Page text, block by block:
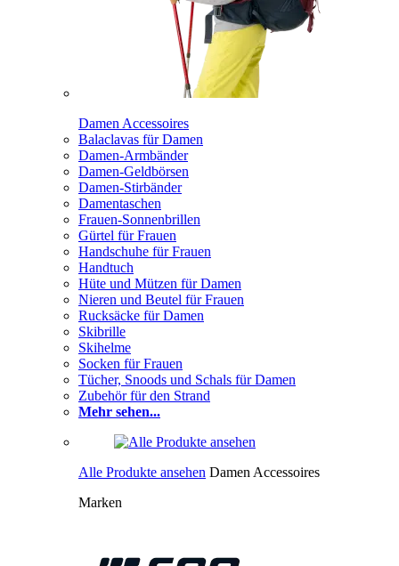
Damen Accessoires
Balaclavas für Damen
Damen-Armbänder
Damen-Geldbörsen
Damen-Stirbänder
Damentaschen
Frauen-Sonnenbrillen
Gürtel für Frauen
Handschuhe für Frauen
Handtuch
Hüte und Mützen für Damen
Nieren und Beutel für Frauen
Rucksäcke für Damen
Skibrille
Skihelme
Socken für Frauen
Tücher, Snoods und Schals für Damen
Zubehör für den Strand
Mehr sehen...
Alle Produkte ansehen Damen Accessoires
Marken